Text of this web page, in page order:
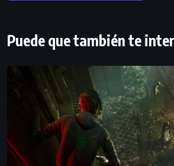
Puede que también te